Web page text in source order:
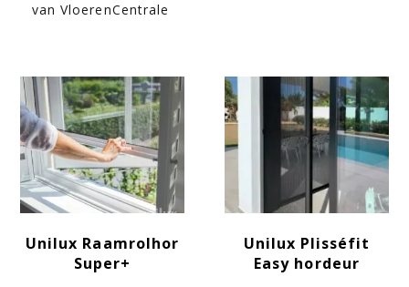
van VloerenCentrale
Unilux Raamrolhor
Super+
Unilux Plisséfit
Easy hordeur